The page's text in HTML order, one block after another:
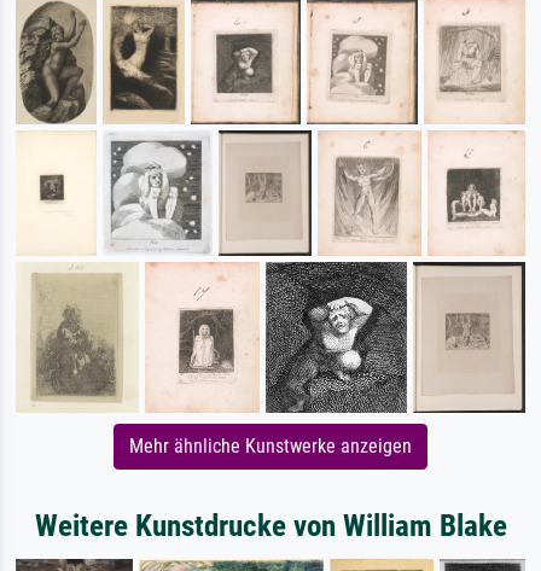
Mehr ähnliche Kunstwerke anzeigen
Weitere Kunstdrucke von William Blake